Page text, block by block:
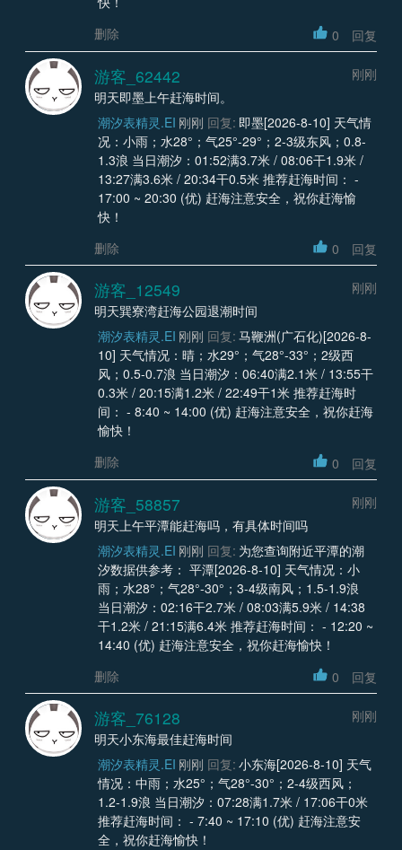
删除
0 回复
游客_62442
刚刚
明天即墨上午赶海时间。
潮汐表精灵.EI 刚刚 回复: 即墨[2026-8-10] 天气情
况：小雨；水28°；气25°-29°；2-3级东风；0.8-
1.3浪 当日潮汐：01:52满3.7米 / 08:06干1.9米 /
13:27满3.6米 / 20:34干0.5米 推荐赶海时间： -
17:00 ~ 20:30 (优) 赶海注意安全，祝你赶海愉
快！
删除
0 回复
游客_12549
刚刚
明天巽寮湾赶海公园退潮时间
潮汐表精灵.EI 刚刚 回复: 马鞭洲(广石化)[2026-8-
10] 天气情况：晴；水29°；气28°-33°；2级西
风；0.5-0.7浪 当日潮汐：06:40满2.1米 / 13:55干
0.3米 / 20:15满1.2米 / 22:49干1米 推荐赶海时
间： - 8:40 ~ 14:00 (优) 赶海注意安全，祝你赶海
愉快！
删除
0 回复
游客_58857
刚刚
明天上午平潭能赶海吗，有具体时间吗
潮汐表精灵.EI 刚刚 回复: 为您查询附近平潭的潮
汐数据供参考： 平潭[2026-8-10] 天气情况：小
雨；水28°；气28°-30°；3-4级南风；1.5-1.9浪
当日潮汐：02:16干2.7米 / 08:03满5.9米 / 14:38
干1.2米 / 21:15满6.4米 推荐赶海时间： - 12:20 ~
14:40 (优) 赶海注意安全，祝你赶海愉快！
删除
0 回复
游客_76128
刚刚
明天小东海最佳赶海时间
潮汐表精灵.EI 刚刚 回复: 小东海[2026-8-10] 天气
情况：中雨；水25°；气28°-30°；2-4级西风；
1.2-1.9浪 当日潮汐：07:28满1.7米 / 17:06干0米
推荐赶海时间： - 7:40 ~ 17:10 (优) 赶海注意安
全，祝你赶海愉快！